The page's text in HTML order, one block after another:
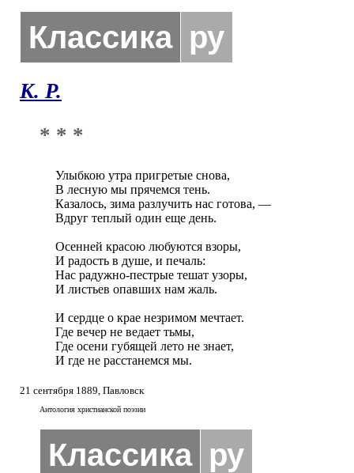
Классика ру
К. Р.
* * *
Улыбкою утра пригретые снова,
В лесную мы прячемся тень.
Казалось, зима разлучить нас готова, —
Вдруг теплый один еще день.
Осенней красою любуются взоры,
И радость в душе, и печаль:
Нас радужно-пестрые тешат узоры,
И листьев опавших нам жаль.
И сердце о крае незримом мечтает.
Где вечер не ведает тьмы,
Где осени губящей лето не знает,
И где не расстанемся мы.
21 сентября 1889, Павловск
Антология христианской поэзии
Классика ру